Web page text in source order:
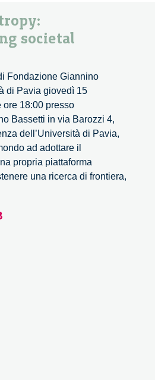
societal
Fondazione Giannino
di Pavia giovedì 15
ore 18:00 presso
Bassetti in via Barozzi 4,
dell’Università di Pavia,
ad adottare il
propria piattaforma
una ricerca di frontiera,